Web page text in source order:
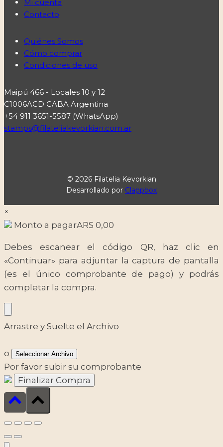
Mi cuenta
Contacto
Quiénes Somos
Cómo comprar
Condiciones de uso
Maipú 466 - Locales 10 y 12
C1006ACD CABA Argentina
+54 911 3651-5587 (WhatsApp)
stamps@filateliakevorkian.com.ar
© 2026 Filatelia Kevorkian
Desarrollado por Clappbox
×
Monto a pagarARS 0,00
Debes escanear el código QR, haz clic en
«Continuar» para adjuntar la captura de pantalla
(es el único comprobante de pago) y podrás
completar la compra.
Arrastre y Suelte el Archivo
o Seleccionar Archivo
Por favor subir su comprobante